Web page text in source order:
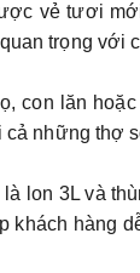
vẻ tươi mới
trọng với
con lăn
những thợ
là lon 3Lvà
hàng